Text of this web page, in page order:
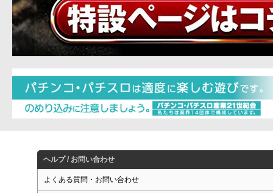
ヘルプ / お問い合わせ
よくある質問・お問い合わせ